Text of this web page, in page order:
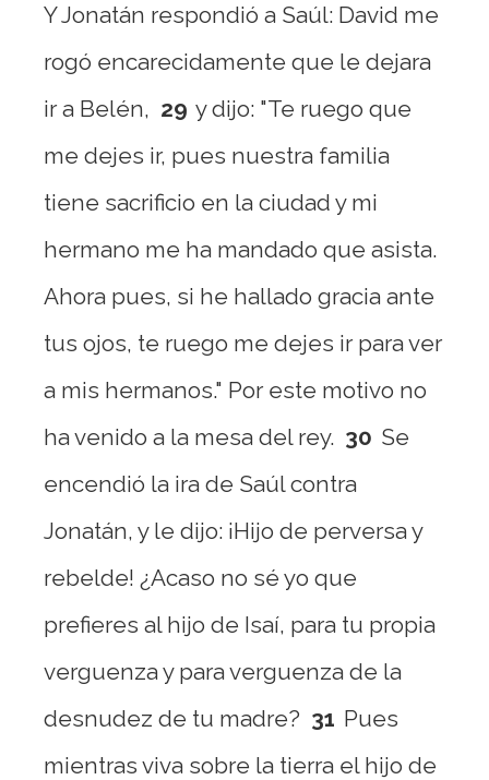
Y Jonatán respondió a Saúl: David me
rogó encarecidamente que le dejara
ir a Belén, 29 y dijo: "Te ruego que
me dejes ir, pues nuestra familia
tiene sacrificio en la ciudad y mi
hermano me ha mandado que asista.
Ahora pues, si he hallado gracia ante
tus ojos, te ruego me dejes ir para ver
a mis hermanos." Por este motivo no
ha venido a la mesa del rey. 30 Se
encendió la ira de Saúl contra
Jonatán, y le dijo: ¡Hijo de perversa y
rebelde! ¿Acaso no sé yo que
prefieres al hijo de Isaí, para tu propia
verguenza y para verguenza de la
desnudez de tu madre? 31 Pues
mientras viva sobre la tierra el hijo de